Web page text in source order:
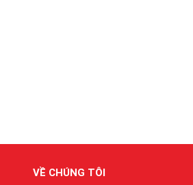
VỀ CHÚNG TÔI